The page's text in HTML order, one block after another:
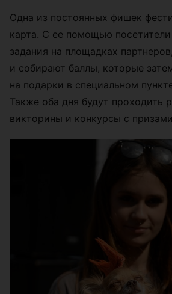
Одна из постоянных фишек
карта. С ее помощью
задания на площадках
и собирают баллы, которые
на подарки в специальном
Также оба дня будут проходить
викторины и конкурсы с